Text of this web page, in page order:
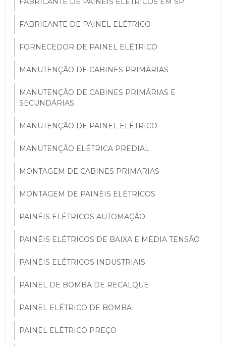
FABRICANTE DE PAINEL ELÉTRICO
FORNECEDOR DE PAINEL ELÉTRICO
MANUTENÇÃO DE CABINES PRIMÁRIAS
MANUTENÇÃO DE CABINES PRIMÁRIAS E
SECUNDÁRIAS
MANUTENÇÃO DE PAINEL ELÉTRICO
MANUTENÇÃO ELÉTRICA PREDIAL
MONTAGEM DE CABINES PRIMARIAS
MONTAGEM DE PAINÉIS ELÉTRICOS
PAINÉIS ELÉTRICOS AUTOMAÇÃO
PAINÉIS ELÉTRICOS DE BAIXA E MEDIA TENSÃO
PAINÉIS ELÉTRICOS INDUSTRIAIS
PAINEL DE BOMBA DE RECALQUE
PAINEL ELÉTRICO DE BOMBA
PAINEL ELÉTRICO PREÇO